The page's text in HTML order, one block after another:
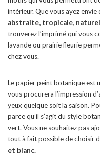
intérieur. Que vous ayez envie
abstraite, tropicale,
trouverez l’imprimé qui vous
lavande ou prairie fleurie
chez vous.
Le papier peint botanique est
vous procurera l’impression
yeux quelque soit la saison.
parce qu’il s’agit du style
vert. Vous ne souhaitez pas
tout à fait possible de choisir
et blanc.